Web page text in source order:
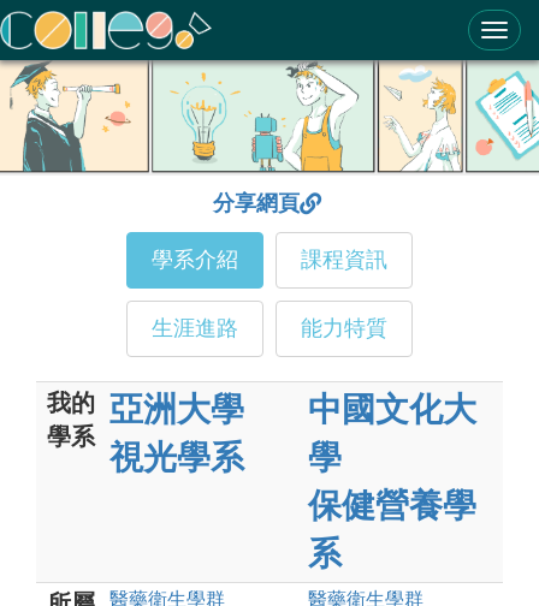
ColleGo! 大學選才與高中育才輔助系統
分享網頁
學系介紹 課程資訊
生涯進路 能力特質
我的
學系
亞洲大學
視光學系
中國文化大
學
保健營養學
系
醫藥衛生學群
醫藥衛生學群